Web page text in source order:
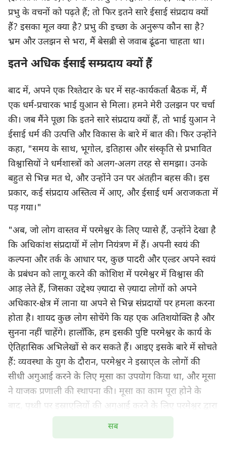
प्रभु के वचनों को पढ़ते हैं; तो फिर इतने सारे ईसाई संप्रदाय क्यों
हैं? इसका मूल क्या है? प्रभु की इच्छा के अनुरूप कौन सा है?
भ्रम और उलझन से भरा, मैं बेसब्री से जवाब ढूंढना चाहता था।
इतने अधिक ईसाई सम्प्रदाय क्यों हैं
बाद में, अपने एक रिश्तेदार के घर में सह-कार्यकर्ता बैठक में, मैं
एक धर्म-प्रचारक भाई युआन से मिला। हमने मेरी उलझन पर चर्चा
की। जब मैंने पूछा कि इतने सारे संप्रदाय क्यों हैं, तो भाई युआन ने
ईसाई धर्म की उत्पत्ति और विकास के बारे में बात की। फिर उन्होंने
कहा, "समय के साथ, भूगोल, इतिहास और संस्कृति से प्रभावित
विश्वासियों ने धर्मशास्त्रों को अलग-अलग तरह से समझा। उनके
बहुत से भिन्न मत थे, और उन्होंने उन पर अंतहीन बहस की। इस
प्रकार, कई संप्रदाय अस्तित्व में आए, और ईसाई धर्म अराजकता में
पड़ गया।"
"अब, जो लोग वास्तव में परमेश्वर के लिए प्यासे हैं, उन्होंने देखा है
कि अधिकांश संप्रदायों में लोग नियंत्रण में हैं। अपनी स्वयं की
कल्पना और तर्क के आधार पर, कुछ पादरी और एल्डर अपने स्वयं
के प्रबंधन को लागू करने की कोशिश में परमेश्वर में विश्वास की
आड़ लेते हैं, जिसका उद्देश्य ज़्यादा से ज़्यादा लोगों को अपने
अधिकार-क्षेत्र में लाना या अपने से भिन्न संप्रदायों पर हमला करना
होता है। शायद कुछ लोग सोचेंगे कि यह एक अतिशयोक्ति है और
सुनना नहीं चाहेंगे। हालाँकि, हम इसकी पुष्टि परमेश्वर के कार्य के
ऐतिहासिक अभिलेखों से कर सकते हैं। आइए इसके बारे में सोचते
हैं: व्यवस्था के युग के दौरान, परमेश्वर ने इस्राएल के लोगों की
सीधी अगुआई करने के लिए मूसा का उपयोग किया था, और मूसा
ने याजक प्रणाली की स्थापना की। मूसा का काम पूरा होने के
बाद, पृथ्वी पर इस्राएलियों की अगुआई करने के लिए परमेश्वर द्वारा
सीधे तौर पर नियुक्त किए गए अन्य लोग नहीं थे। यहूदी धर्म की
याजक प्रणाली तब चुनावों द्वारा आयोजित की जाने लगी। बहुत
सब